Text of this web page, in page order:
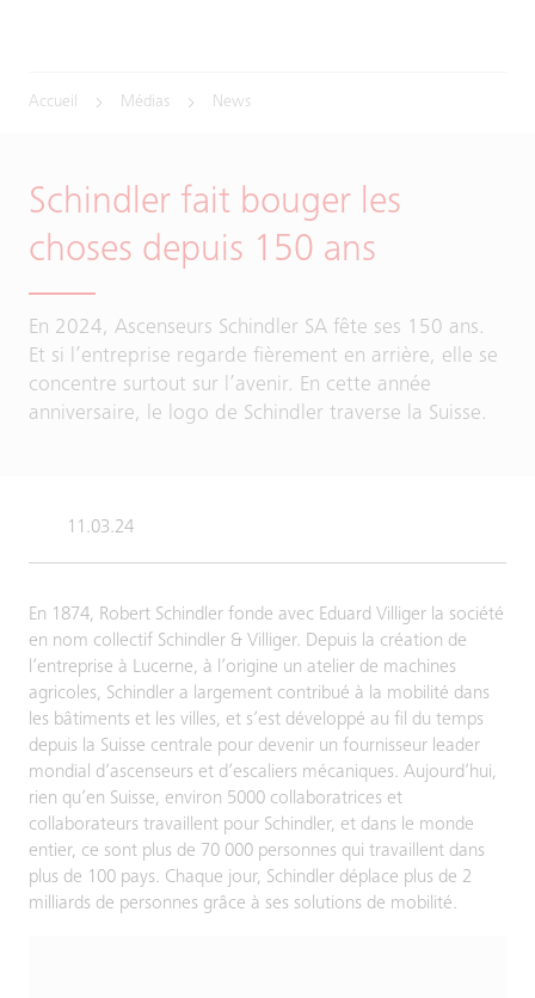
Accueil Médias News
Schindler fait bouger les
choses depuis 150 ans
En 2024, Ascenseurs Schindler SA fête ses 150 ans.
Et si l’entreprise regarde fièrement en arrière, elle se
concentre surtout sur l’avenir. En cette année
anniversaire, le logo de Schindler traverse la Suisse.
11.03.24
En 1874, Robert Schindler fonde avec Eduard Villiger la société
en nom collectif Schindler & Villiger. Depuis la création de
l’entreprise à Lucerne, à l’origine un atelier de machines
agricoles, Schindler a largement contribué à la mobilité dans
les bâtiments et les villes, et s’est développé au fil du temps
depuis la Suisse centrale pour devenir un fournisseur leader
mondial d’ascenseurs et d’escaliers mécaniques. Aujourd’hui,
rien qu’en Suisse, environ 5000 collaboratrices et
collaborateurs travaillent pour Schindler, et dans le monde
entier, ce sont plus de 70 000 personnes qui travaillent dans
plus de 100 pays. Chaque jour, Schindler déplace plus de 2
milliards de personnes grâce à ses solutions de mobilité.